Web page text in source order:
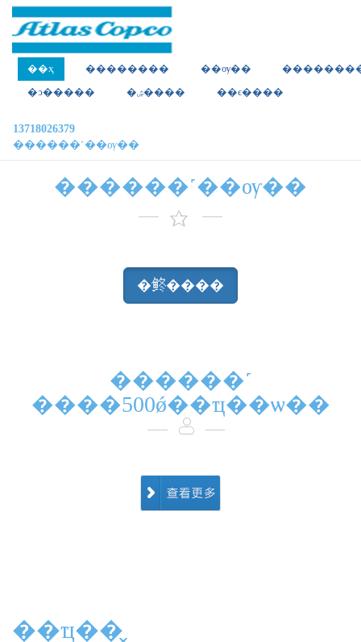
��ҳ �������� ��ѹ��
�ͻ����� �ۺ���� ��ϵ����
13718026379
������˹��ѹ��
������˹��ѹ��
�鿴����
������˹
����500ǿ��ҵ��ѡ��
��ҵ��̬